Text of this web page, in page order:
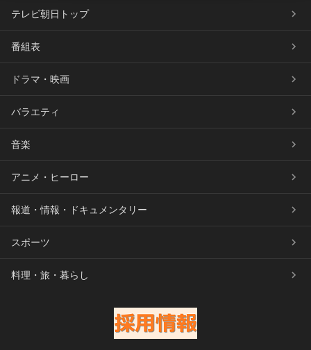
テレビ朝日トップ
番組表
ドラマ・映画
バラエティ
音楽
アニメ・ヒーロー
報道・情報・ドキュメンタリー
スポーツ
料理・旅・暮らし